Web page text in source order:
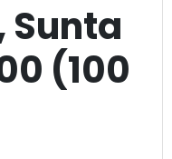
Sunta
(100